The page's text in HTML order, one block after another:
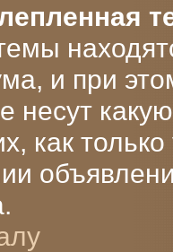
и при
несут
как